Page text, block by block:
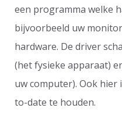
een programma welke
bijvoorbeeld uw
hardware. De driver
(het fysieke apparaat)
uw computer). Ook
to-date te houden.